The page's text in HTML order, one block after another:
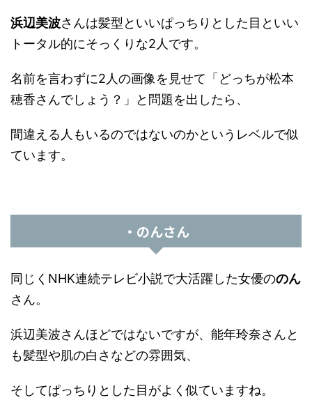
浜辺美波さんは髪型といいぱっちりとした目といい
トータル的にそっくりな2人です。
名前を言わずに2人の画像を見せて「どっちが松本
穂香さんでしょう？」と問題を出したら、
間違える人もいるのではないのかというレベルで似
ています。
・のんさん
同じくNHK連続テレビ小説で大活躍した女優ののん
さん。
浜辺美波さんほどではないですが、能年玲奈さんと
も髪型や肌の白さなどの雰囲気、
そしてぱっちりとした目がよく似ていますね。